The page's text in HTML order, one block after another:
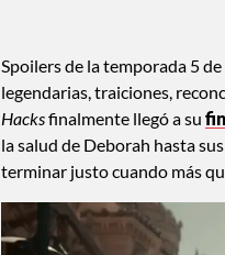
Spoilers de la temporada 5 de
legendarias, traiciones,
Hacksfinalmente llegó a su fin
la salud de Deborah hasta
terminar justo cuando más